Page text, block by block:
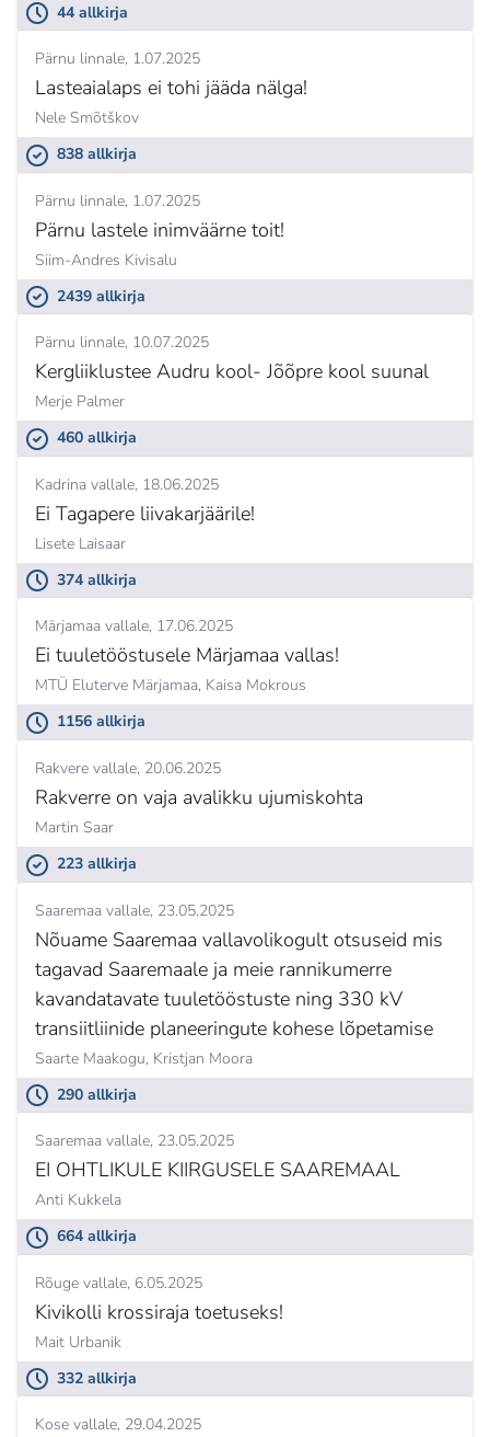
44 allkirja
Pärnu linnale 1.07.2025
Lasteaialaps ei tohi jääda nälga!
Nele Smõtškov
838 allkirja
Pärnu linnale 1.07.2025
Pärnu lastele inimväärne toit!
Siim-Andres Kivisalu
2439 allkirja
Pärnu linnale 10.07.2025
Kergliiklustee Audru kool- Jõõpre kool suunal
Merje Palmer
460 allkirja
Kadrina vallale 18.06.2025
Ei Tagapere liivakarjäärile!
Lisete Laisaar
374 allkirja
Märjamaa vallale 17.06.2025
Ei tuuletööstusele Märjamaa vallas!
MTÜ Eluterve Märjamaa, Kaisa Mokrous
1156 allkirja
Rakvere vallale 20.06.2025
Rakverre on vaja avalikku ujumiskohta
Martin Saar
223 allkirja
Saaremaa vallale 23.05.2025
Nõuame Saaremaa vallavolikogult otsuseid mis
tagavad Saaremaale ja meie rannikumerre
kavandatavate tuuletööstuste ning 330 kV
transiitliinide planeeringute kohese lõpetamise
Saarte Maakogu, Kristjan Moora
290 allkirja
Saaremaa vallale 23.05.2025
EI OHTLIKULE KIIRGUSELE SAAREMAAL
Anti Kukkela
664 allkirja
Rõuge vallale 6.05.2025
Kivikolli krossiraja toetuseks!
Mait Urbanik
332 allkirja
Kose vallale 29.04.2025